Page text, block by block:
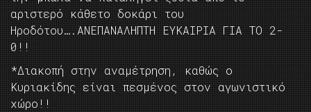
αριστερό κάθετο δοκάρι του
Ηροδότου….ΑΝΕΠΑΝΑΛΗΠΤΗ ΕΥΚΑΙΡΙΑ ΓΙΑ ΤΟ 2-
0!!
*Διακοπή στην αναμέτρηση, καθώς ο
Κυριακίδης είναι πεσμένος στον αγωνιστικό
χώρο!!